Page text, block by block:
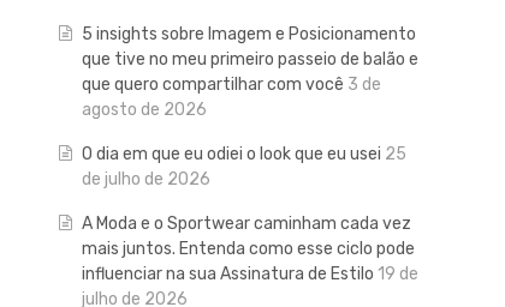
5 insights sobre Imagem e Posicionamento
que tive no meu primeiro passeio de balão e
que quero compartilhar com você 3 de
agosto de 2026
O dia em que eu odiei o look que eu usei 25
de julho de 2026
A Moda e o Sportwear caminham cada vez
mais juntos. Entenda como esse ciclo pode
influenciar na sua Assinatura de Estilo 19 de
julho de 2026